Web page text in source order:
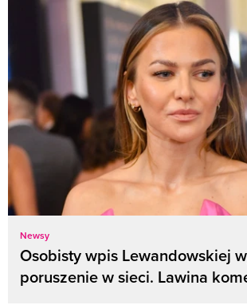
Newsy
Osobisty wpis Lewandowskiej
poruszenie w sieci. Lawina